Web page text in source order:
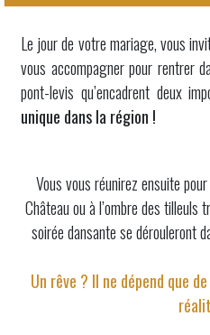
Le jour de votre mariage, vous
vous accompagner pour rentrer
pont-levis qu’encadrent deux
unique dans la région !
Vous vous réunirez ensuite
Château ou à l’ombre des tilleuls
soirée dansante se dérouleront
Un rêve ? Il ne dépend que